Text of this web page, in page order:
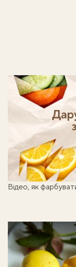
Готуй, знімай
Відео, як